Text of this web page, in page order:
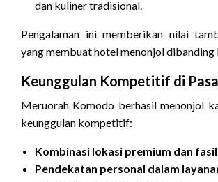
dan kuliner tradisional.
Pengalaman ini memberikan nilai
yang membuat hotel menonjol
Keunggulan Kompetitif di
Meruorah Komodo berhasil menonjol
keunggulan kompetitif:
Kombinasi lokasi premium dan
Pendekatan personal dalam